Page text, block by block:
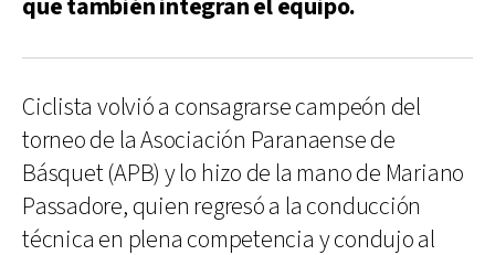
que también integran el equipo.
Ciclista volvió a consagrarse campeón del
torneo de la Asociación Paranaense de
Básquet (APB) y lo hizo de la mano de Mariano
Passadore, quien regresó a la conducción
técnica en plena competencia y condujo al